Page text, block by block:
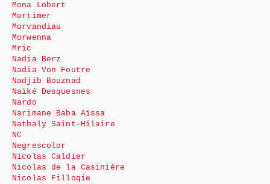
Mona Lobert
Mortimer
Morvandiau
Morwenna
Mric
Nadia Berz
Nadia Von Foutre
Nadjib Bouznad
Naïké Desquesnes
Nardo
Narimane Baba Aïssa
Nathaly Saint-Hilaire
NC
Negrescolor
Nicolas Caldier
Nicolas de la Casinière
Nicolas Filloqie